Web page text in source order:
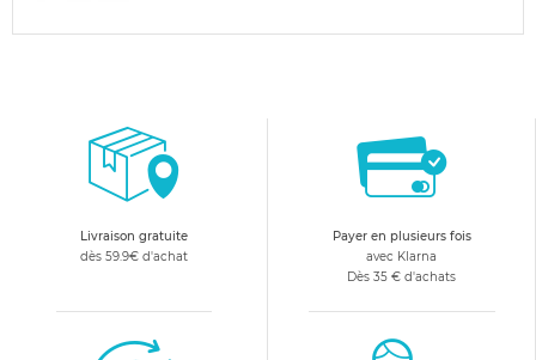
Livraison gratuite
dès 59.9€ d'achat
Payer en plusieurs fois
avec Klarna
Dès 35 € d'achats